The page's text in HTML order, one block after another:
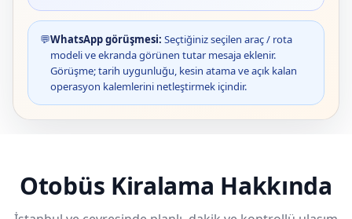
💬WhatsApp görüşmesi: Seçtiğiniz seçilen araç / rota
modeli ve ekranda görünen tutar mesaja eklenir.
Görüşme; tarih uygunluğu, kesin atama ve açık kalan
operasyon kalemlerini netleştirmek içindir.
Otobüs Kiralama Hakkında